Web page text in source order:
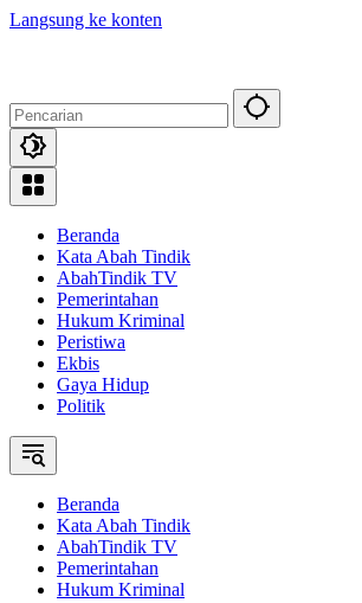
Langsung ke konten
Beranda
Kata Abah Tindik
AbahTindik TV
Pemerintahan
Hukum Kriminal
Peristiwa
Ekbis
Gaya Hidup
Politik
Beranda
Kata Abah Tindik
AbahTindik TV
Pemerintahan
Hukum Kriminal